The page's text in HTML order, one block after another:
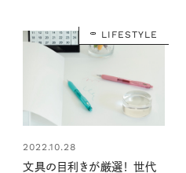
LIFESTYLE
2022.10.28
文具の目利きが厳選！ 世代